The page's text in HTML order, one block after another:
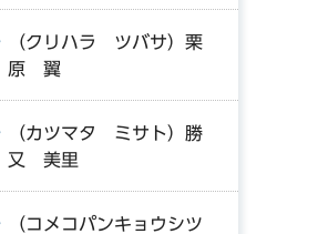
（クリハラ ツバサ）栗
原 翼
（カツマタ ミサト）勝
又 美里
（コメコパンキョウシツ